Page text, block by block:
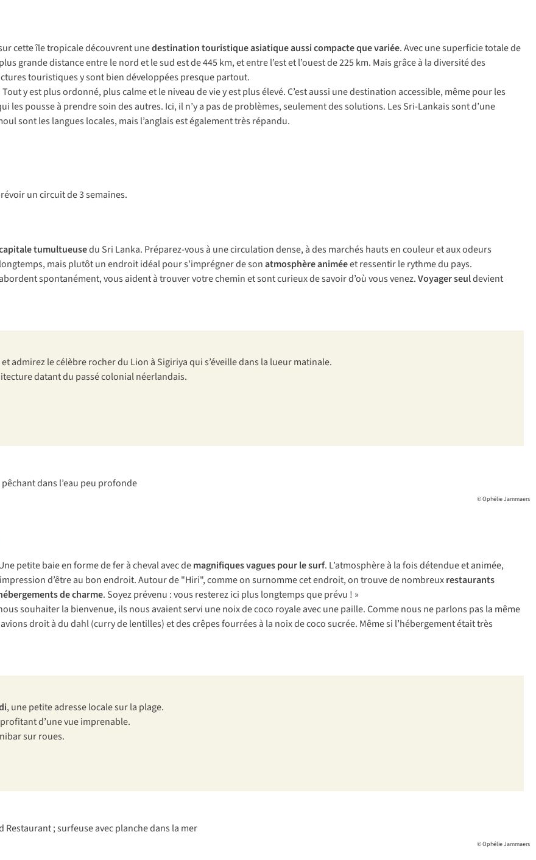
cette île tropicale découvrent unedestination touristique asiatique aussi compacte que variée. Avec une superficie totale de
grande distance entre le nord et le sud est de 445 km, et entre l’est et l’ouest de 225 km. Mais grâce à la diversité des
touristiques y sont bien développées presque partout.
Tout y est plus ordonné, plus calme et le niveau de vie y est plus élevé. C’est aussi une destination accessible, même pour les
les pousse à prendre soin des autres. Ici, il n’y a pas de problèmes, seulement des solutions. Les Sri-Lankais sont d’une
sont les langues locales, mais l’anglais est également très répandu.
un circuit de 3 semaines.
tumultueusedu Sri Lanka. Préparez-vous à une circulation dense, à des marchés hauts en couleur et aux odeurs
mais plutôt un endroit idéal pour s’imprégner de sonatmosphère animéeet ressentir le rythme du pays.
spontanément, vous aident à trouver votre chemin et sont curieux de savoir d’où vous venez.Voyager seuldevient
admirez le célèbre rocher du Lion à Sigiriya qui s’éveille dans la lueur matinale.
datant du passé colonial néerlandais.
© Ophélie Jammaers
petite baie en forme de fer à cheval avec demagnifiques vagues pour le surf. L’atmosphère à la fois détendue et animée,
d’être au bon endroit. Autour de "Hiri", comme on surnomme cet endroit, on trouve de nombreuxrestaurants
de charme. Soyez prévenu : vous resterez ici plus longtemps que prévu ! »
souhaiter la bienvenue, ils nous avaient servi une noix de coco royale avec une paille. Comme nous ne parlons pas la même
droit à du dahl (curry de lentilles) et des crêpes fourrées à la noix de coco sucrée. Même si l’hébergement était très
, une petite adresse locale sur la plage.
d’une vue imprenable.
sur roues.
© Ophélie Jammaers